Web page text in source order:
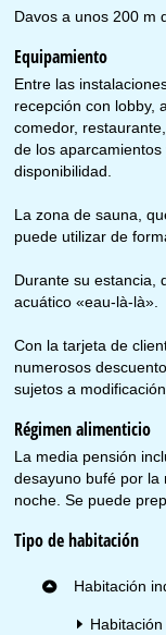
Davos a unos 200 m
Equipamiento
Entre las
recepción con lobby,
comedor,
de los
disponibilidad.
La zona de sauna,
puede utilizar de
Durante su estancia,
acuático «eau-là-là».
Con la tarjeta de
numerosos
sujetos a
Régimen alimenticio
La media pensión
desayuno bufé por la
noche. Se puede
Tipo de habitación
Habitación